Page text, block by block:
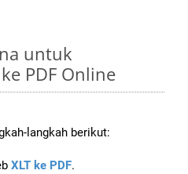
untuk
PDF Online
langkah berikut:
XLT ke PDF.